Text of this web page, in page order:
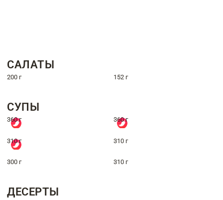
САЛАТЫ
200 г 152 г
СУПЫ
360 г 360 г
310 г 310 г
300 г 310 г
ДЕСЕРТЫ